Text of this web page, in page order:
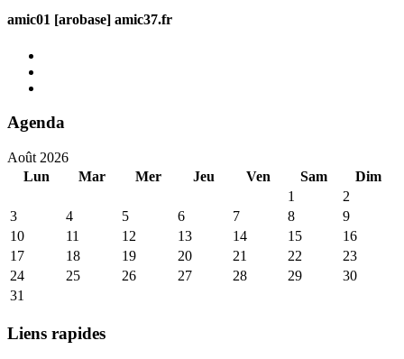
amic01 [arobase] amic37.fr
Agenda
Août 2026
Lun
Mar Mer Jeu Ven Sam
Dim
1
2
3
4 5 6 7 8
9
10
11 12 13 14 15
16
17
18 19 20 21 22
23
24
25 26 27 28 29
30
31
Liens rapides